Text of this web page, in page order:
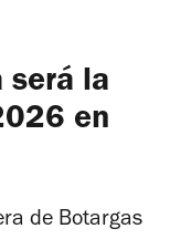
será la
en
de Botargas